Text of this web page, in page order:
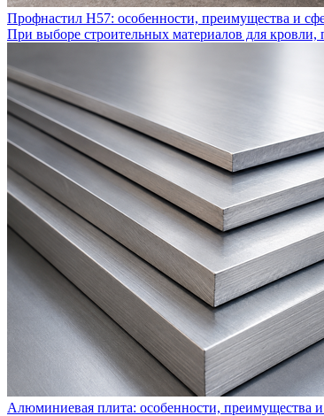
Профнастил Н57: особенности, преимущества и
При выборе строительных материалов для
Алюминиевая плита: особенности, преимущества